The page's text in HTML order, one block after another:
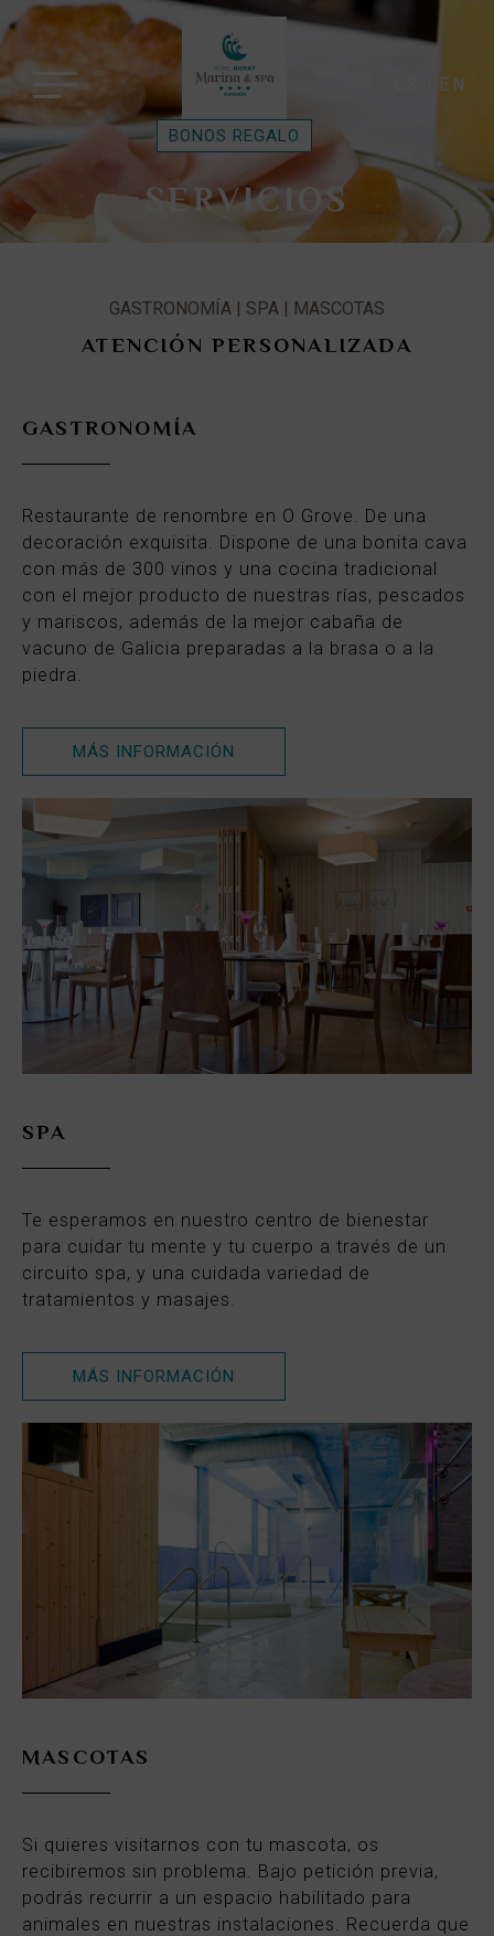
BONOS REGALO
EN
SERVICIOS
GASTRONOMÍA | SPA | MASCOTAS
ATENCIÓN PERSONALIZADA
GASTRONOMÍA
Restaurante de renombre en O Grove. De una
decoración exquisita. Dispone de una bonita cava
con más de 300 vinos y una cocina tradicional
con el mejor producto de nuestras rías, pescados
y mariscos, además de la mejor cabaña de
vacuno de Galicia preparadas a la brasa o a la
piedra.
MÁS INFORMACIÓN
SPA
Te esperamos en nuestro centro de bienestar
para cuidar tu mente y tu cuerpo a través de un
circuito spa, y una cuidada variedad de
tratamientos y masajes.
MÁS INFORMACIÓN
MASCOTAS
Si quieres visitarnos con tu mascota, os
recibiremos sin problema. Bajo petición previa,
podrás recurrir a un espacio habilitado para
animales en nuestras instalaciones. Recuerda que